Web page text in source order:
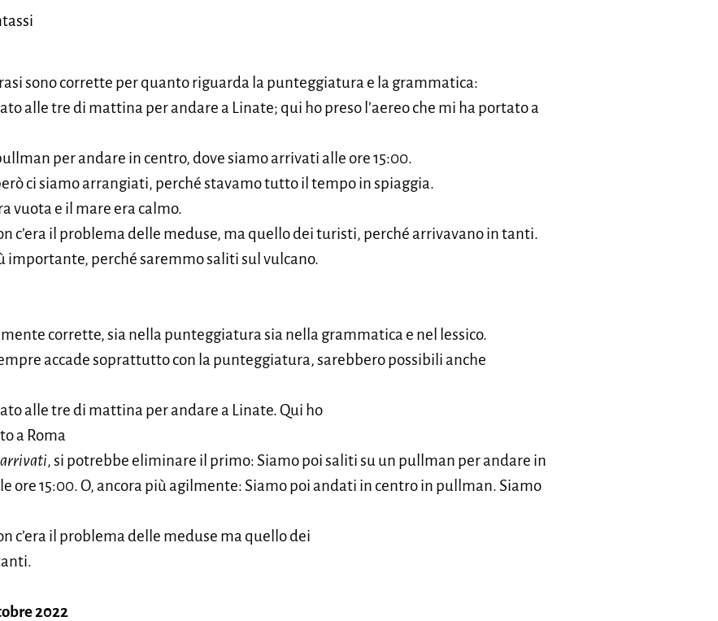
sono corrette per quanto riguarda la punteggiatura e la grammatica:
alle tre di mattina per andare a Linate; qui ho preso l’aereo che mi ha portato a
per andare in centro, dove siamo arrivati alle ore 15:00.
ci siamo arrangiati, perché stavamo tutto il tempo in spiaggia.
vuota e il mare era calmo.
c’era il problema delle meduse, ma quello dei turisti, perché arrivavano in tanti.
importante, perché saremmo saliti sul vulcano.
corrette, sia nella punteggiatura sia nella grammatica e nel lessico.
accade soprattutto con la punteggiatura, sarebbero possibili anche
alle tre di mattina per andare a Linate. Qui ho
a Roma
arrivati, si potrebbe eliminare il primo: Siamo poi saliti su un pullman per andare in
ore 15:00. O, ancora più agilmente: Siamo poi andati in centro in pullman. Siamo
c’era il problema delle meduse ma quello dei
2022